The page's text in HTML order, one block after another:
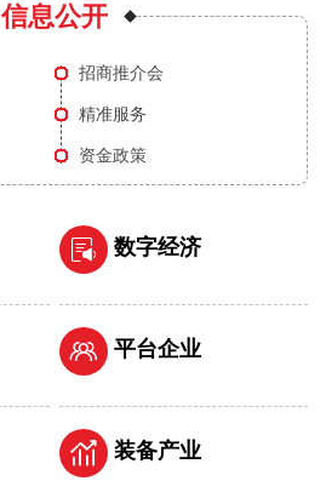
信息公开
招商推介会
精准服务
资金政策
数字经济
平台企业
装备产业